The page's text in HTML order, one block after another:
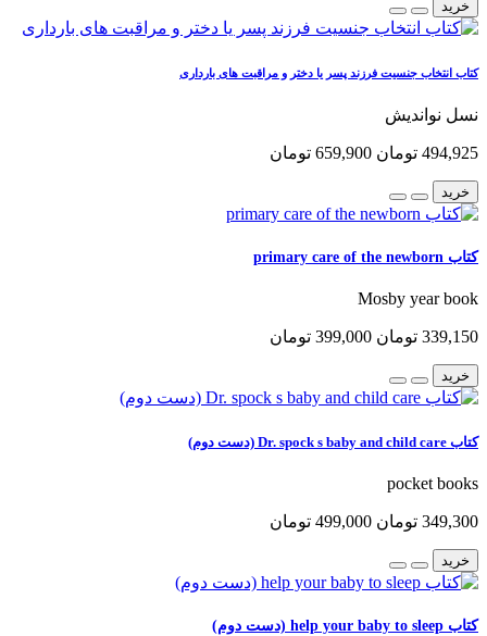
خرید
کتاب انتخاب جنسیت فرزند پسر یا دختر و مراقبت های بارداری
نسل نواندیش
494,925 تومان 659,900 تومان
خرید
کتاب primary care of the newborn
Mosby year book
339,150 تومان 399,000 تومان
خرید
کتاب Dr. spock s baby and child care (دست دوم)
pocket books
349,300 تومان 499,000 تومان
خرید
کتاب help your baby to sleep (دست دوم)